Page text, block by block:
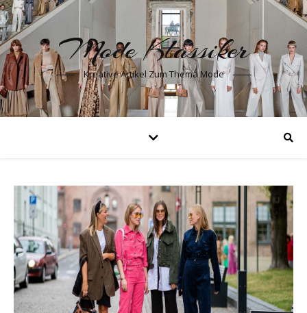
Mode Klassiker
Kreative Artikel Zum Thema Mode